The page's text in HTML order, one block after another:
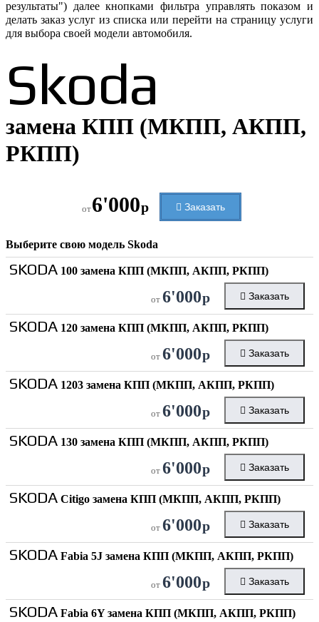
результаты") далее кнопками фильтра управлять показом и
делать заказ услуг из списка или перейти на страницу услуги
для выбора своей модели автомобиля.
Skoda
замена КПП (МКПП, АКПП,
РКПП)
от6'000р Заказать
Выберите свою модель Skoda
SKODA 100 замена КПП (МКПП, АКПП, РКПП)
от 6'000р Заказать
SKODA 120 замена КПП (МКПП, АКПП, РКПП)
от 6'000р Заказать
SKODA 1203 замена КПП (МКПП, АКПП, РКПП)
от 6'000р Заказать
SKODA 130 замена КПП (МКПП, АКПП, РКПП)
от 6'000р Заказать
SKODA Citigo замена КПП (МКПП, АКПП, РКПП)
от 6'000р Заказать
SKODA Fabia 5J замена КПП (МКПП, АКПП, РКПП)
от 6'000р Заказать
SKODA Fabia 6Y замена КПП (МКПП, АКПП, РКПП)